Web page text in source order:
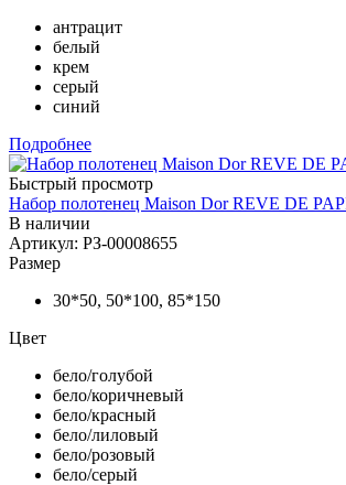
антрацит
белый
крем
серый
синий
Подробнее
Быстрый просмотр
Набор полотенец Maison Dor REVE DE
В наличии
Артикул: РЗ-00008655
Размер
30*50, 50*100, 85*150
Цвет
бело/голубой
бело/коричневый
бело/красный
бело/лиловый
бело/розовый
бело/серый